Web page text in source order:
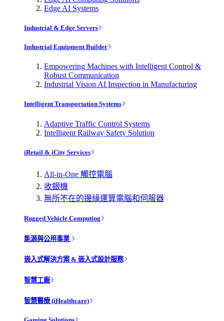
Edge AI Systems
Industrial & Edge Servers
Industrial Equipment Builder
Empowering Machines with Intelligent Control &
Robust Communication
Industrial Vision AI Inspection in Manufacturing
Intelligent Transportation Systems
Adaptive Traffic Control Systems
Intelligent Railway Safety Solution
iRetail & iCity Services
All-in-One 觸控電腦
收銀機
無所不在的邊緣運算電腦和伺服器
Rugged Vehicle Computing
能源與公用事業
嵌入式解決方案 & 嵌入式設計服務
智慧工廠
智慧醫療 (iHealthcare)